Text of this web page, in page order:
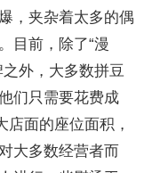
，夹杂着太多的偶
目前，除了“漫
外，大多数拼豆
们只需要花费成
店面的座位面积，
大多数经营者而